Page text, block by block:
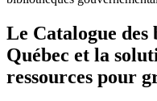
Le Catalogue des
Québec et la
ressources pour